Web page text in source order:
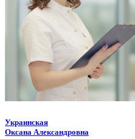
Украинская
Оксана Александровна